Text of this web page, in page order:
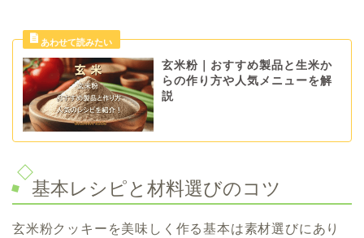
玄米粉｜おすすめ製品と生米か
らの作り方や人気メニューを解
説
基本レシピと材料選びのコツ
玄米粉クッキーを美味しく作る基本は素材選びにあり